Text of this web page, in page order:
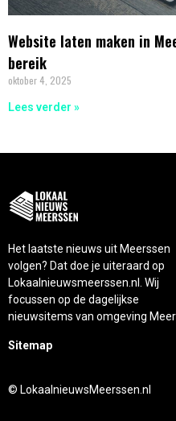
Website laten maken in
bereik
oktober 4, 2025
Lees verder »
Het laatste nieuws uit Meerssen
volgen? Dat doe je uiteraard op
Lokaalnieuwsmeerssen.nl. Wij
focussen op de dagelijkse
nieuwsitems van omgeving
Sitemap
© LokaalnieuwsMeerssen.nl